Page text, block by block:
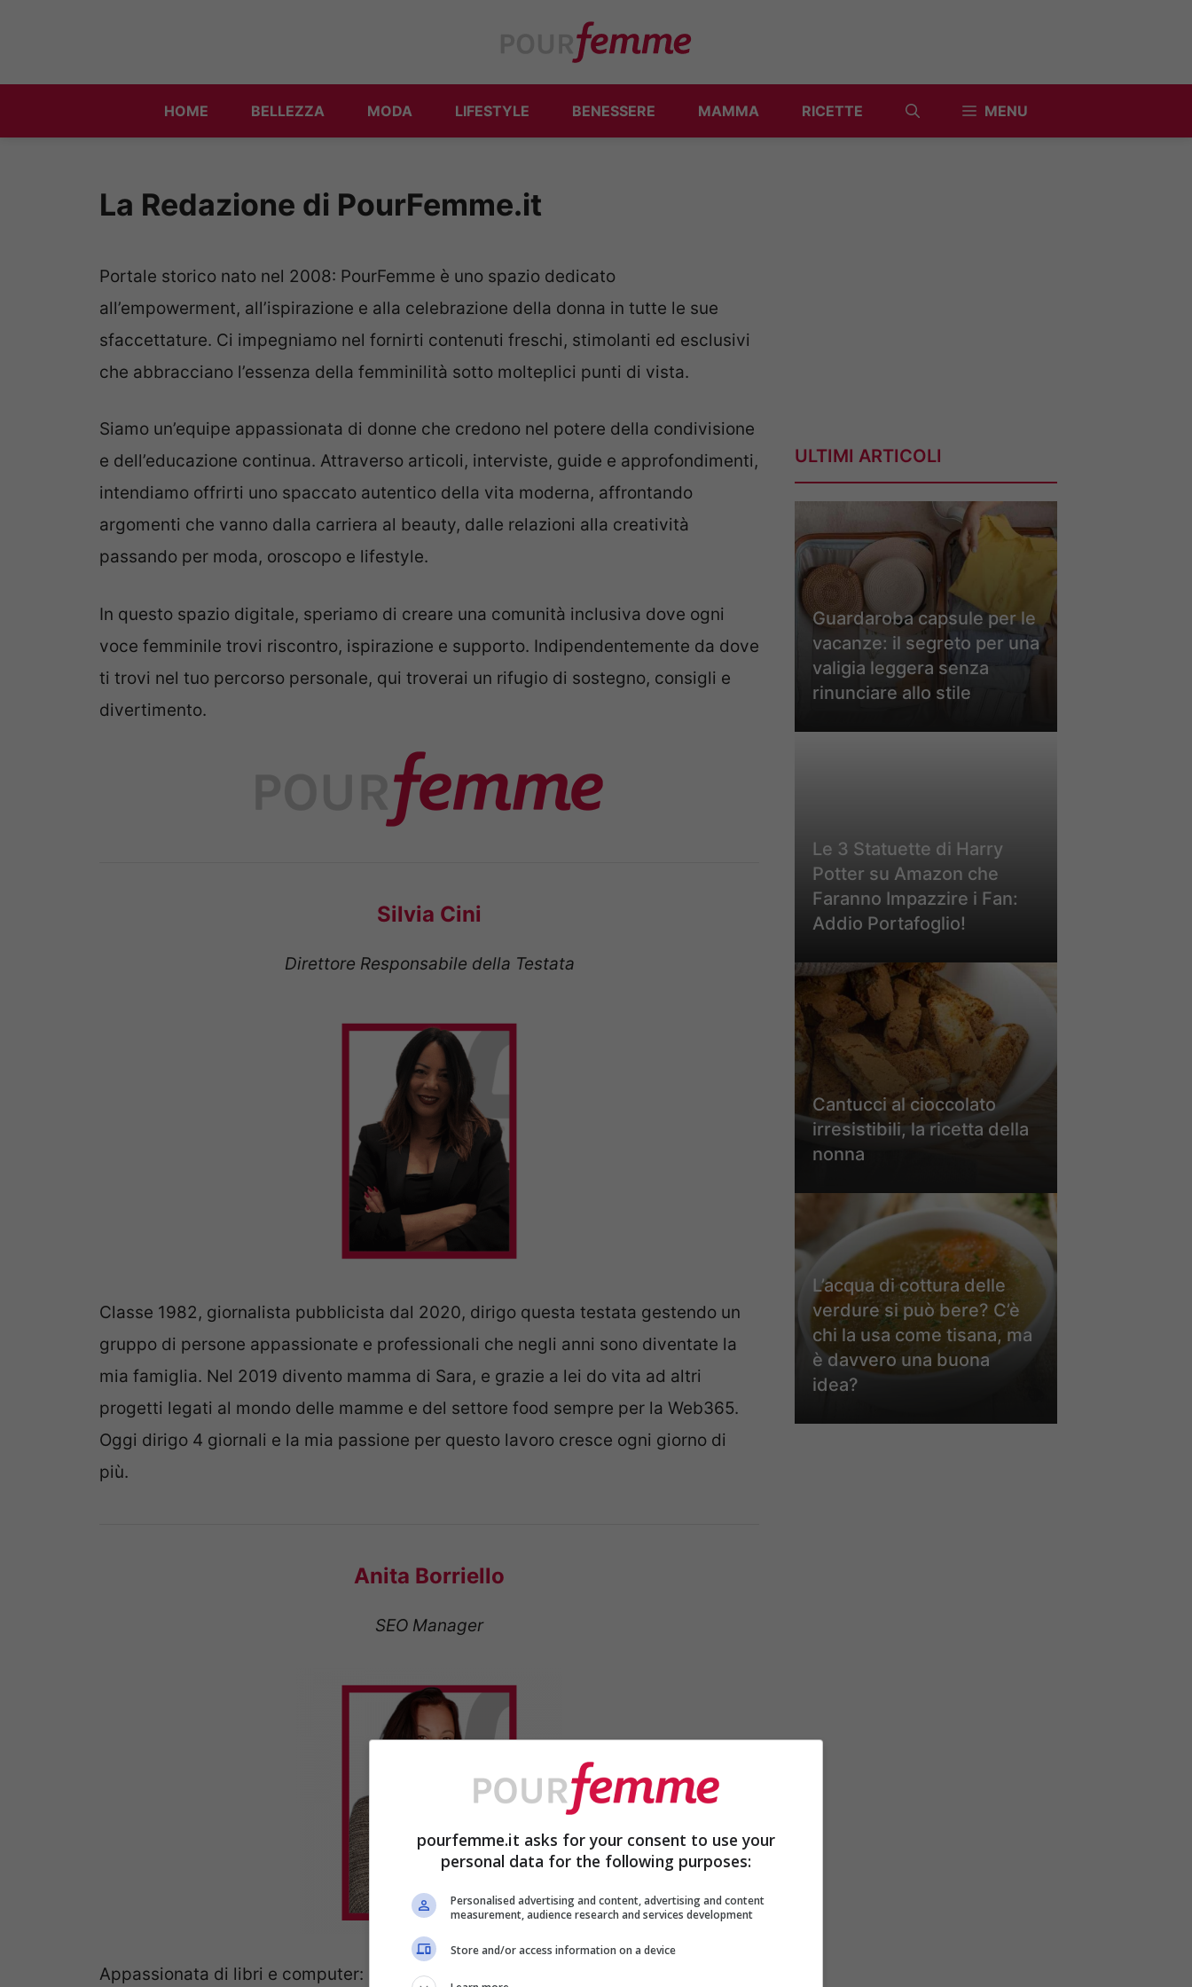
HOME BELLEZZA MODA LIFESTYLE BENESSERE MAMMA RICETTE MENU
La Redazione di PourFemme.it
Portale storico nato nel 2008: PourFemme è uno spazio dedicato
all’empowerment, all’ispirazione e alla celebrazione della donna in tutte le sue
sfaccettature. Ci impegniamo nel fornirti contenuti freschi, stimolanti ed esclusivi
che abbracciano l’essenza della femminilità sotto molteplici punti di vista.
Siamo un’equipe appassionata di donne che credono nel potere della condivisione
e dell’educazione continua. Attraverso articoli, interviste, guide e approfondimenti,
intendiamo offrirti uno spaccato autentico della vita moderna, affrontando
argomenti che vanno dalla carriera al beauty, dalle relazioni alla creatività
passando per moda, oroscopo e lifestyle.
In questo spazio digitale, speriamo di creare una comunità inclusiva dove ogni
voce femminile trovi riscontro, ispirazione e supporto. Indipendentemente da dove
ti trovi nel tuo percorso personale, qui troverai un rifugio di sostegno, consigli e
divertimento.
Silvia Cini
Direttore Responsabile della Testata
Classe 1982, giornalista pubblicista dal 2020, dirigo questa testata gestendo un
gruppo di persone appassionate e professionali che negli anni sono diventate la
mia famiglia. Nel 2019 divento mamma di Sara, e grazie a lei do vita ad altri
progetti legati al mondo delle mamme e del settore food sempre per la Web365.
Oggi dirigo 4 giornali e la mia passione per questo lavoro cresce ogni giorno di
più.
Anita Borriello
SEO Manager
Appassionata di libri e computer: unisco l’amore per entrambi studiando
ULTIMI ARTICOLI
Guardaroba capsule per le
vacanze: il segreto per una
valigia leggera senza
rinunciare allo stile
Le 3 Statuette di Harry
Potter su Amazon che
Faranno Impazzire i Fan:
Addio Portafoglio!
Cantucci al cioccolato
irresistibili, la ricetta della
nonna
L’acqua di cottura delle
verdure si può bere? C’è
chi la usa come tisana, ma
è davvero una buona
idea?
pourfemme.it asks for your consent to use your
personal data for the following purposes:
Personalised advertising and content, advertising and content
measurement, audience research and services development
Store and/or access information on a device